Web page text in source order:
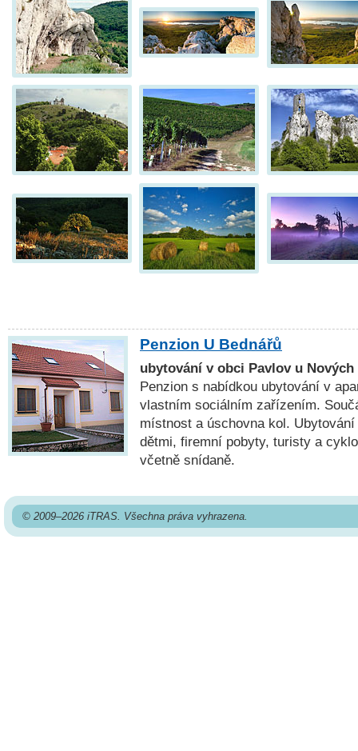
Penzion U Bednářů
ubytování v obci Pavlov u Nových
Penzion s nabídkou ubytování v
vlastním sociálním zařízením.
místnost a úschovna kol.
dětmi, firemní pobyty, turisty a
včetně snídaně.
© 2009–2026 iTRAS. Všechna práva vyhrazena.